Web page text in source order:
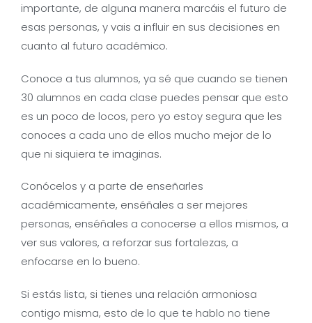
importante, de alguna manera marcáis el futuro de
esas personas, y vais a influir en sus decisiones en
cuanto al futuro académico.
Conoce a tus alumnos, ya sé que cuando se tienen
30 alumnos en cada clase puedes pensar que esto
es un poco de locos, pero yo estoy segura que les
conoces a cada uno de ellos mucho mejor de lo
que ni siquiera te imaginas.
Conócelos y a parte de enseñarles
académicamente, enséñales a ser mejores
personas, enséñales a conocerse a ellos mismos, a
ver sus valores, a reforzar sus fortalezas, a
enfocarse en lo bueno.
Si estás lista, si tienes una relación armoniosa
contigo misma, esto de lo que te hablo no tiene